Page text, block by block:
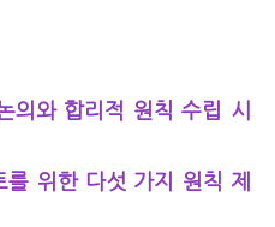
의와 합리적 원칙 수립 시
위한 다섯 가지 원칙 제